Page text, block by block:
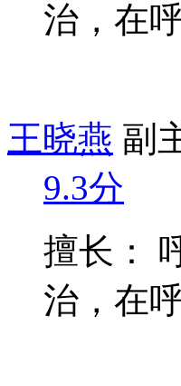
治，在
王晓燕 副
9.3分
擅长：
治，在